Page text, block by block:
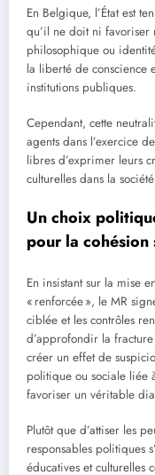
En Belgique, l’État est
qu’il ne doit ni
philosophique ou
la liberté de conscience
institutions publiques.
Cependant, cette
agents dans l’exercice
libres d’exprimer leurs
culturelles dans la
Un choix
pour la cohésion
En insistant sur la mise
« renforcée », le MR
ciblée et les contrôles
d’approfondir la
créer un effet de
politique ou sociale liée
favoriser un véritable
Plutôt que d’attiser les
responsables politiques
éducatives et culturelles